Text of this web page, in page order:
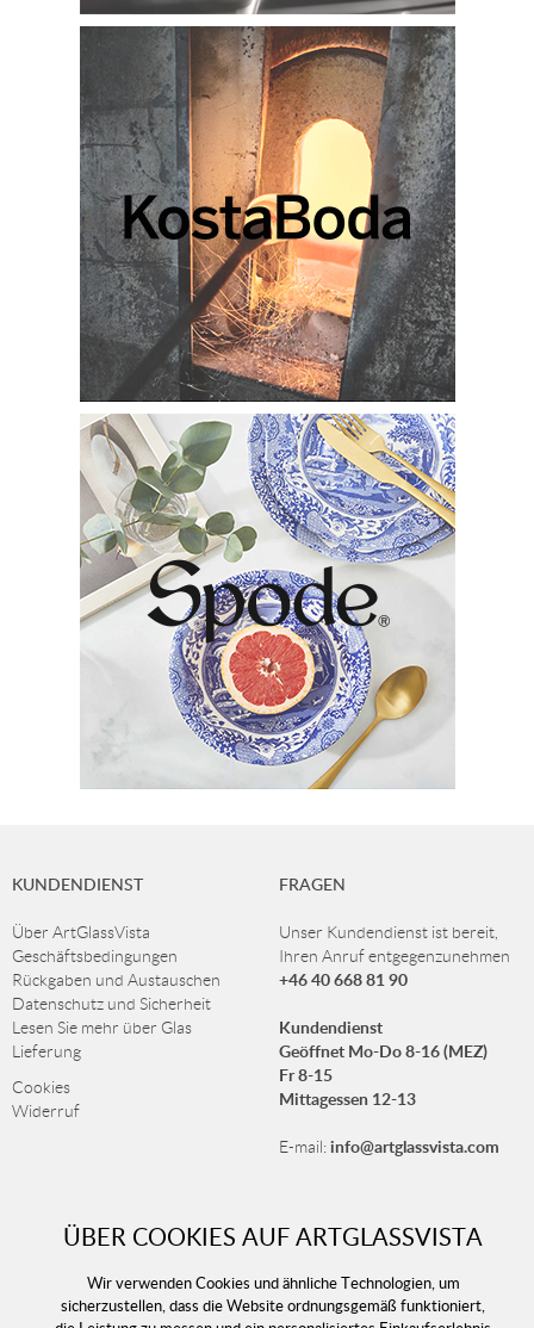
ÜBER COOKIES AUF ARTGLASSVISTA
Wir verwenden Cookies und ähnliche Technologien, um
sicherzustellen, dass die Website ordnungsgemäß funktioniert,
KUNDENDIENST
Über ArtGlassVista
Geschäftsbedingungen
Rückgaben und Austauschen
Datenschutz und Sicherheit
Lesen Sie mehr über Glas
Lieferung
Cookies
Widerruf
FRAGEN
Unser Kundendienst ist bereit,
Ihren Anruf entgegenzunehmen
+46 40 668 81 90
Kundendienst
Geöffnet Mo-Do 8-16 (MEZ)
Fr 8-15
Mittagessen 12-13
E-mail:info@artglassvista.com
NEWSLETTER
Melden Sie sich für unseren Newsletter an und erhalten
Sie immer unsere neuesten Angebote!